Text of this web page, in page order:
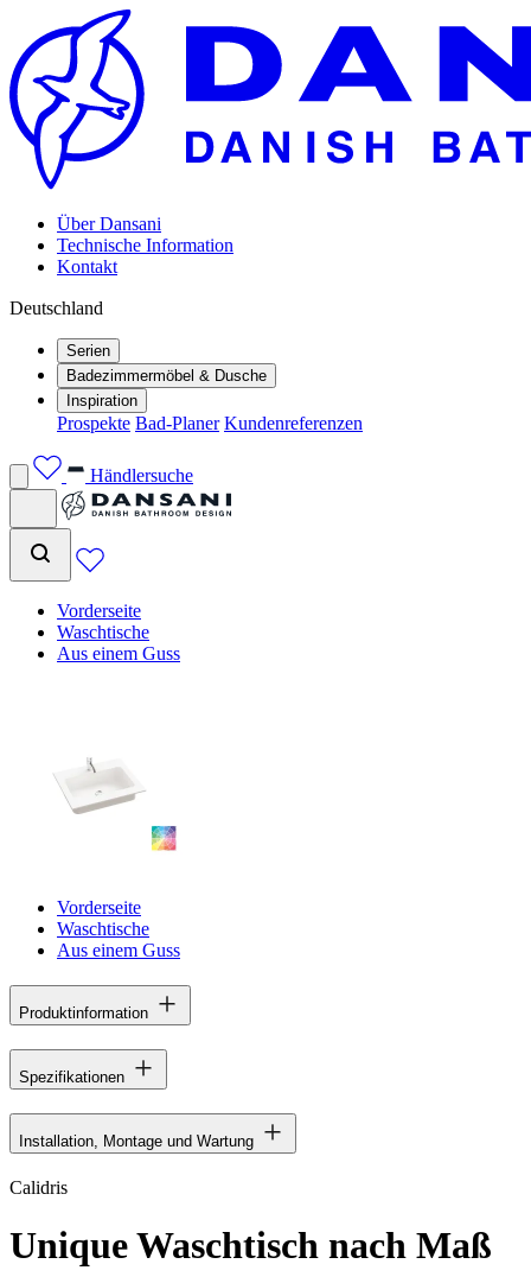
Über Dansani
Technische Information
Kontakt
Deutschland
Serien
Badezimmermöbel & Dusche
Inspiration
Prospekte Bad-Planer Kundenreferenzen
Händlersuche
Vorderseite
Waschtische
Aus einem Guss
Vorderseite
Waschtische
Aus einem Guss
Produktinformation
Spezifikationen
Installation, Montage und Wartung
Calidris
Unique Waschtisch nach Maß